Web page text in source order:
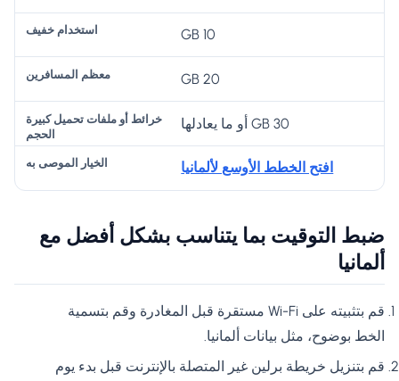
10 GB
20 GB
30 GB أو ما يعادلها
افتح الخطط الأوسع لألمانيا
ضبط التوقيت بما يتناسب بشكل أفضل مع
ألمانيا
قم بتثبيته على Wi-Fi مستقرة قبل المغادرة وقم بتسمية
الخط بوضوح، مثل بيانات ألمانيا.
قم بتنزيل خريطة برلين غير المتصلة بالإنترنت قبل بدء يوم